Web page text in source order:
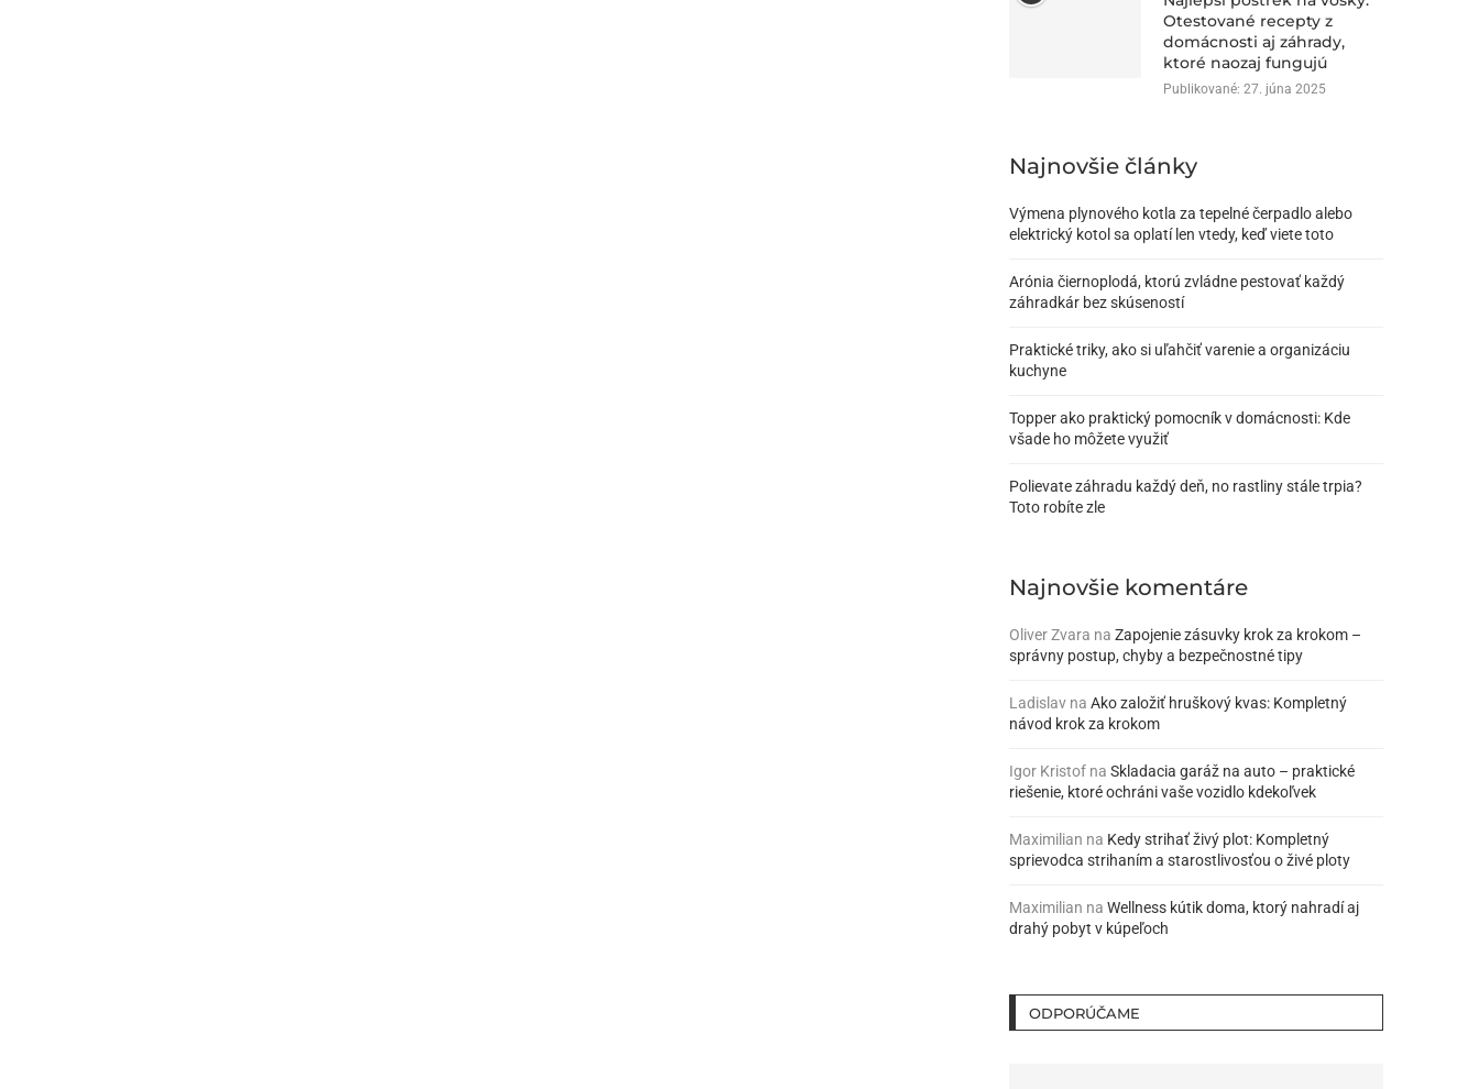
Otestované recepty z
domácnosti aj záhrady,
ktoré naozaj fungujú
Publikované: 27. júna 2025
Najnovšie články
Výmena plynového kotla za tepelné čerpadlo alebo
elektrický kotol sa oplatí len vtedy, keď viete toto
Arónia čiernoplodá, ktorú zvládne pestovať každý
záhradkár bez skúseností
Praktické triky, ako si uľahčiť varenie a organizáciu
kuchyne
Topper ako praktický pomocník v domácnosti: Kde
všade ho môžete využiť
Polievate záhradu každý deň, no rastliny stále trpia?
Toto robíte zle
Najnovšie komentáre
Oliver Zvara na Zapojenie zásuvky krok za krokom –
správny postup, chyby a bezpečnostné tipy
Ladislav na Ako založiť hruškový kvas: Kompletný
návod krok za krokom
Igor Kristof na Skladacia garáž na auto – praktické
riešenie, ktoré ochráni vaše vozidlo kdekoľvek
Maximilian na Kedy strihať živý plot: Kompletný
sprievodca strihaním a starostlivosťou o živé ploty
Maximilian na Wellness kútik doma, ktorý nahradí aj
drahý pobyt v kúpeľoch
ODPORÚČAME